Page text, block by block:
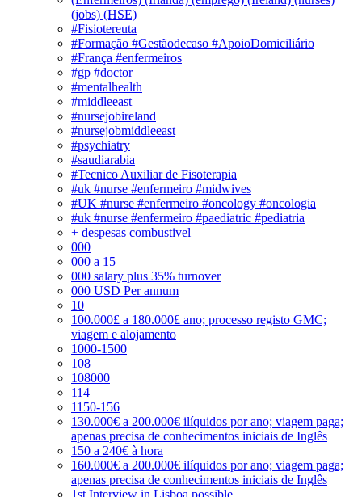
(jobs) (HSE)
#Fisiotereuta
#Formação #Gestãodecaso #ApoioDomiciliário
#França #enfermeiros
#gp #doctor
#mentalhealth
#middleeast
#nursejobireland
#nursejobmiddleeast
#psychiatry
#saudiarabia
#Tecnico Auxiliar de Fisoterapia
#uk #nurse #enfermeiro #midwives
#UK #nurse #enfermeiro #oncology #oncologia
#uk #nurse #enfermeiro #paediatric #pediatria
+ despesas combustivel
000
000 a 15
000 salary plus 35% turnover
000 USD Per annum
10
100.000£ a 180.000£ ano; processo registo GMC;
viagem e alojamento
1000-1500
108
108000
114
1150-156
130.000€ a 200.000€ ilíquidos por ano; viagem paga;
apenas precisa de conhecimentos iniciais de Inglês
150 a 240€ à hora
160.000€ a 200.000€ ilíquidos por ano; viagem paga;
apenas precisa de conhecimentos iniciais de Inglês
1st Interview in Lisboa possible